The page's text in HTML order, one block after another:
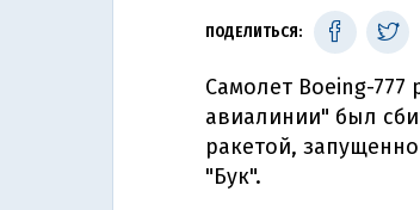
ПОДЕЛИТЬСЯ:
Самолет Boeing-777
авиалинии" был
ракетой,
"Бук".